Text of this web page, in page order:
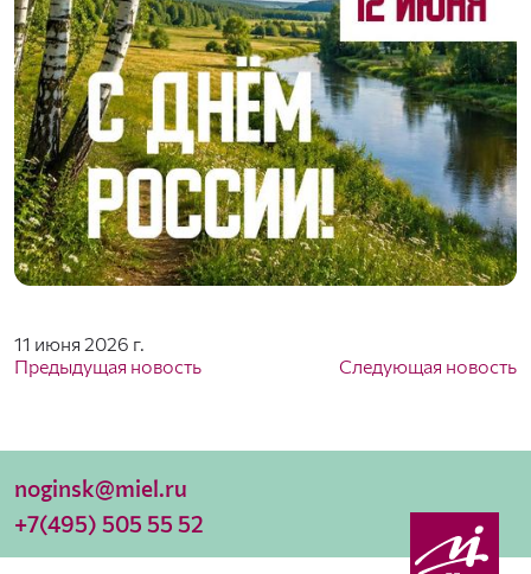
11 июня 2026 г.
Предыдущая новость
Следующая новость
noginsk@miel.ru
+7(495) 505 55 52